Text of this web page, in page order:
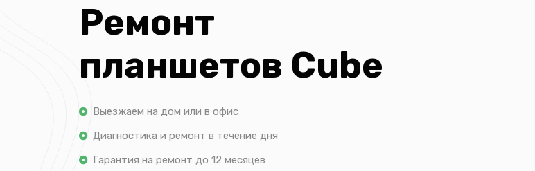
Ремонт
планшетов Cube
Выезжаем на дом или в офис
Диагностика и ремонт в течение дня
Гарантия на ремонт до 12 месяцев